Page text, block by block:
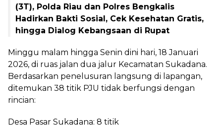
(3T), Polda Riau dan Polres Bengkalis
Hadirkan Bakti Sosial, Cek Kesehatan Gratis,
hingga Dialog Kebangsaan di Rupat
Minggu malam hingga Senin dini hari, 18 Januari
2026, di ruas jalan dua jalur Kecamatan Sukadana.
Berdasarkan penelusuran langsung di lapangan,
ditemukan 38 titik PJU tidak berfungsi dengan
rincian:
Desa Pasar Sukadana: 8 titik